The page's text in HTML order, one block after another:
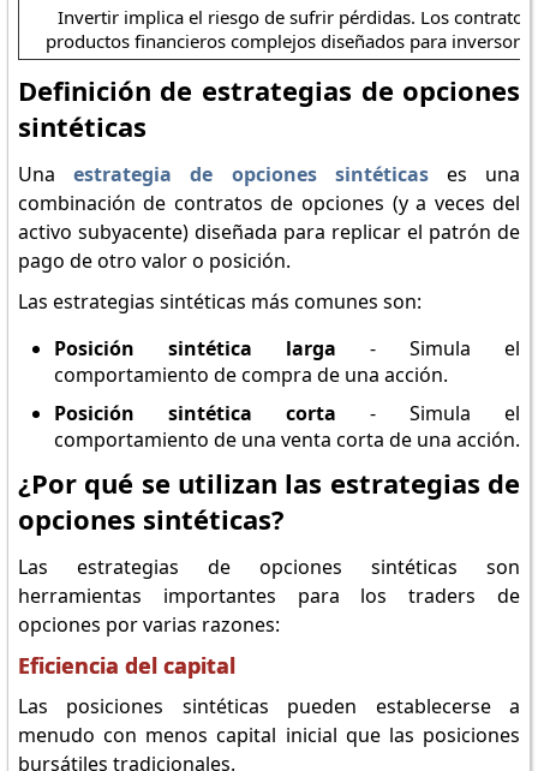
Invertir implica el riesgo de sufrir pérdidas. Los contratos
productos financieros complejos diseñados para
Definición de estrategias de opciones
sintéticas
Una estrategia de opciones sintéticases una
combinación de contratos de opciones (y a veces del
activo subyacente) diseñada para replicar el patrón de
pago de otro valor o posición.
Las estrategias sintéticas más comunes son:
Posición sintética larga - Simula el
comportamiento de compra de una acción.
Posición sintética corta - Simula el
comportamiento de una venta corta de una acción.
¿Por qué se utilizan las estrategias de
opciones sintéticas?
Las estrategias de opciones sintéticas son
herramientas importantes para los traders de
opciones por varias razones:
Eficiencia del capital
Las posiciones sintéticas pueden establecerse a
menudo con menos capital inicial que las posiciones
bursátiles tradicionales.